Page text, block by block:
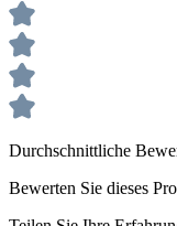
Durchschnittliche
Bewerten Sie dieses